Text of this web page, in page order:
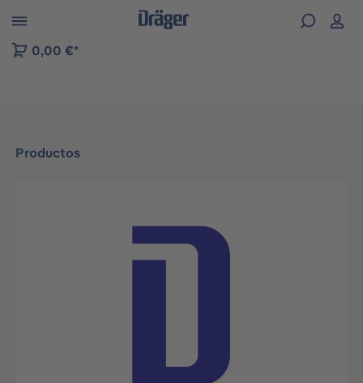
to B2B platform navigation
0,00 €*
Productos
Omitir galería de imágenes